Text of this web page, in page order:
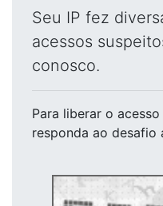
Seu IP fez
acessos
conosco.
Para liberar o acesso
responda ao desafio